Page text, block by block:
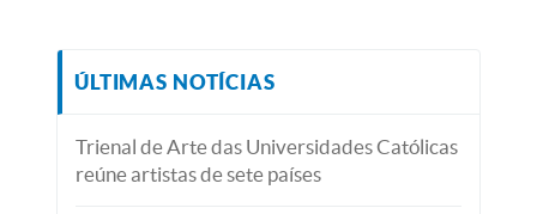
ÚLTIMAS NOTÍCIAS
Trienal de Arte das Universidades Católicas
reúne artistas de sete países